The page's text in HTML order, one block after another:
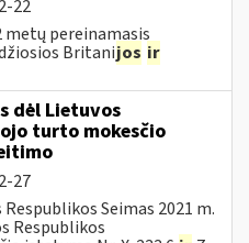
22
metų pereinamasis
Britanijos ir
dėl Lietuvos
turto mokesčio
27
Seimas 2021 m.
Respublikos